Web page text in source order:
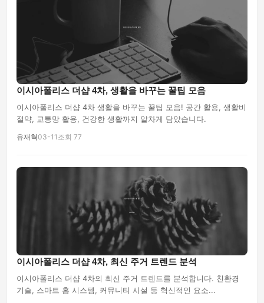
이시아폴리스 더샵 4차, 생활을 바꾸는 꿀팁 모음
이시아폴리스 더샵 4차 생활을 바꾸는 꿀팁 모음! 공간 활용, 생활비
절약, 교통망 활용, 건강한 생활까지 알차게 담았습니다.
유재혁03-11 조회 77
이시아폴리스 더샵 4차, 최신 주거 트렌드 분석
이시아폴리스 더샵 4차의 최신 주거 트렌드를 분석합니다. 친환경
기술, 스마트 홈 시스템, 커뮤니티 시설 등 혁신적인 요소...